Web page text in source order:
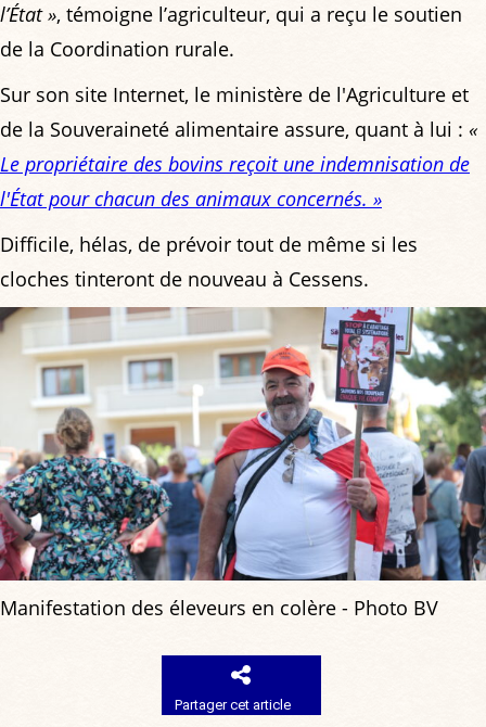
l’État », témoigne l’agriculteur, qui a reçu le soutien
de la Coordination rurale.
Sur son site Internet, le ministère de l'Agriculture et
de la Souveraineté alimentaire assure, quant à lui : «
Le propriétaire des bovins reçoit une indemnisation de
l'État pour chacun des animaux concernés. »
Difficile, hélas, de prévoir tout de même si les
cloches tinteront de nouveau à Cessens.
Manifestation des éleveurs en colère - Photo BV
Partager cet article